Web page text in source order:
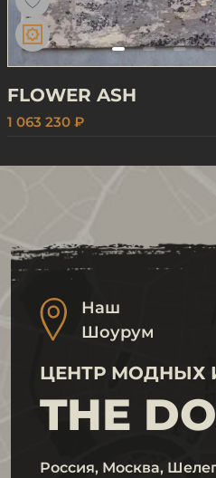
FLOWER ASH
1 063 230 ₽
Наш
Шоурум
ЦЕНТР МОДНЫХ
THE
Россия, Москва,